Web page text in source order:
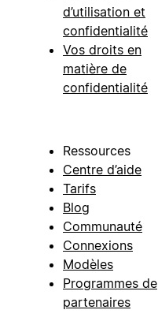
d’utilisation et
confidentialité
Vos droits en
matière de
confidentialité
Ressources
Centre d’aide
Tarifs
Blog
Communauté
Connexions
Modèles
Programmes de
partenaires